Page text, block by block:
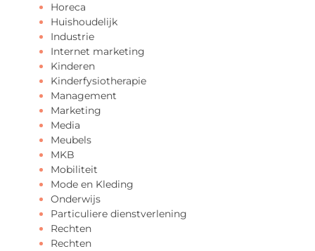
Horeca
Huishoudelijk
Industrie
Internet marketing
Kinderen
Kinderfysiotherapie
Management
Marketing
Media
Meubels
MKB
Mobiliteit
Mode en Kleding
Onderwijs
Particuliere dienstverlening
Rechten
Rechten